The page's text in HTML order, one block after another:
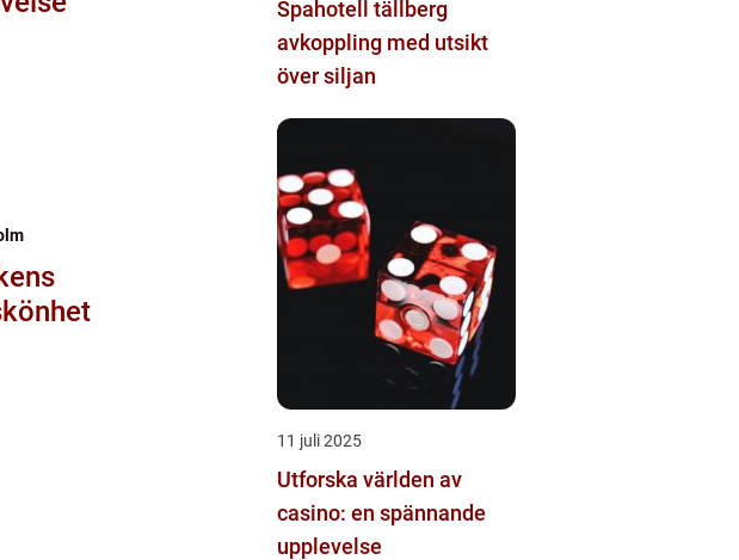
Spahotell tällberg
avkoppling med utsikt
över siljan
11 juli 2025
Utforska världen av
casino: en spännande
upplevelse